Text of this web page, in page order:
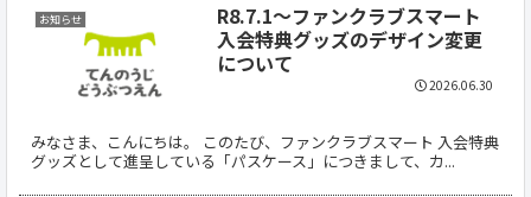
お知らせ
R8.7.1～ファンクラブスマート
入会特典グッズのデザイン変更
について
みなさま、こんにちは。 このたび、ファンクラブスマート 入会特典
グッズとして進呈している「パスケース」につきまして、カ...
2026.06.30